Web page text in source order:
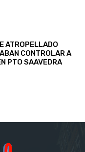
ATROPELLADO
CONTROLAR A
PTO SAAVEDRA